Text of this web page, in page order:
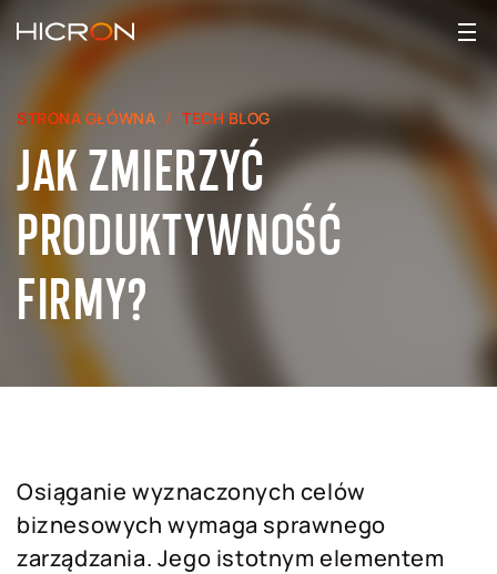
STRONA GŁÓWNA TECH BLOG
JAK ZMIERZYĆ
PRODUKTYWNOŚĆ
FIRMY?
Osiąganie wyznaczonych celów
biznesowych wymaga sprawnego
zarządzania. Jego istotnym elementem